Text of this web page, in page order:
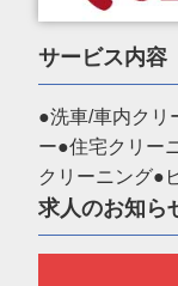
サービス内容
●洗車/車内クリ
ー●住宅クリー
クリーニング●
求人のお知ら